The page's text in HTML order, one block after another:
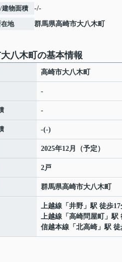
建物面積 -/-
在地 群馬県高崎市大八木町
八木町の基本情報
高崎市大八木町
-
-
-(-)
2025年12月（予定）
2戸
群馬県高崎市大八木町
上越線 「 井野 」駅 徒歩
上越線 「 高崎問屋町
」駅
信越本線 「 北高崎 」駅